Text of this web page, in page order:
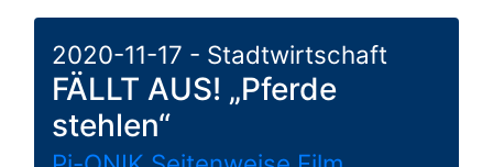
2020-11-17 - Stadtwirtschaft
FÄLLT AUS! „Pferde
stehlen“